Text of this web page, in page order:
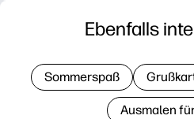
Ebenfalls
Sommerspaß
Ausmalen